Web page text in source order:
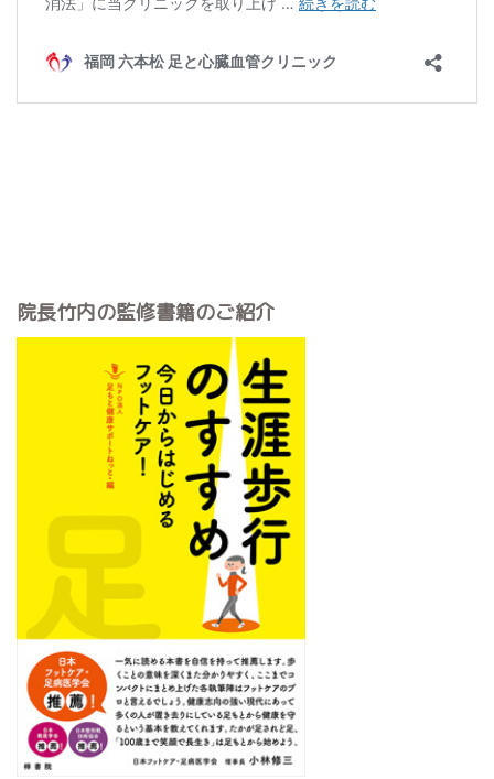
院長竹内の監修書籍のご紹介